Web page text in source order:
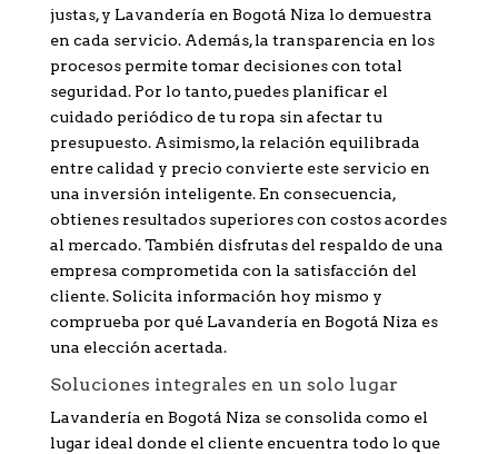
justas, y Lavandería en Bogotá Niza lo demuestra
en cada servicio. Además, la transparencia en los
procesos permite tomar decisiones con total
seguridad. Por lo tanto, puedes planificar el
cuidado periódico de tu ropa sin afectar tu
presupuesto. Asimismo, la relación equilibrada
entre calidad y precio convierte este servicio en
una inversión inteligente. En consecuencia,
obtienes resultados superiores con costos acordes
al mercado. También disfrutas del respaldo de una
empresa comprometida con la satisfacción del
cliente. Solicita información hoy mismo y
comprueba por qué Lavandería en Bogotá Niza es
una elección acertada.
Soluciones integrales en un solo lugar
Lavandería en Bogotá Niza se consolida como el
lugar ideal donde el cliente encuentra todo lo que